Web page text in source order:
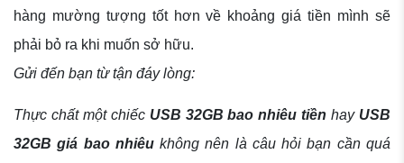
hàng mường tượng tốt hơn về khoảng giá tiền mình sẽ
phải bỏ ra khi muốn sở hữu.
Gửi đến bạn từ tận đáy lòng:
Thực chất một chiếc USB 32GB bao nhiêu tiền hay USB
32GB giá bao nhiêukhông nên là câu hỏi bạn cần quá